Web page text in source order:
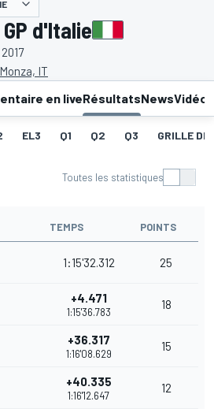
d'Italie
IT
en liveRésultatsNewsVidéos
EL3 Q1 Q2 Q3 GRILLE DE
Toutes les statistiques
TEMPS POINTS
1:15'32.312 25
+4.471
1:15'36.783
18
+36.317
1:16'08.629
15
+40.335
1:16'12.647
12